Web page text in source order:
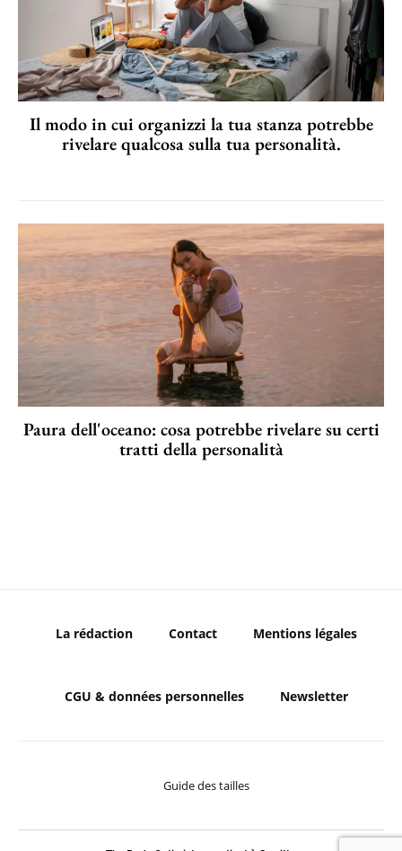
Il modo in cui organizzi la tua stanza potrebbe
rivelare qualcosa sulla tua personalità.
Paura dell'oceano: cosa potrebbe rivelare su certi
tratti della personalità
La rédaction Contact Mentions légales
CGU & données personnelles Newsletter
Guide des tailles